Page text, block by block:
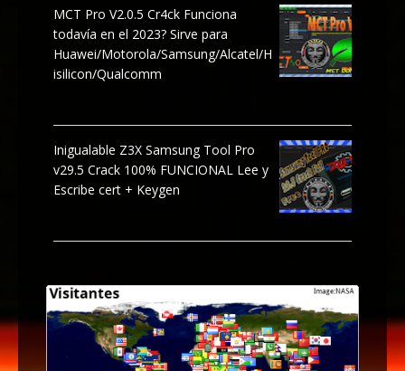
MCT Pro V2.0.5 Cr4ck Funciona
todavía en el 2023? Sirve para
Huawei/Motorola/Samsung/Alcatel/H
isilicon/Qualcomm
Inigualable Z3X Samsung Tool Pro
v29.5 Crack 100% FUNCIONAL Lee y
Escribe cert + Keygen